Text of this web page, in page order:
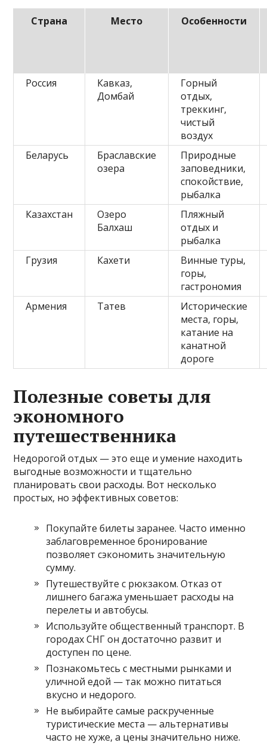
Страна Место Особенности
Россия
Кавказ,
Домбай
Горный
отдых,
треккинг,
чистый
воздух
Беларусь
Браславские
озера
Природные
заповедники,
спокойствие,
рыбалка
Казахстан
Озеро
Балхаш
Пляжный
отдых и
рыбалка
Грузия
Кахети
Винные туры,
горы,
гастрономия
Армения
Татев
Исторические
места, горы,
катание на
канатной
дороге
Полезные советы для
экономного
путешественника
Недорогой отдых — это еще и умение находить
выгодные возможности и тщательно
планировать свои расходы. Вот несколько
простых, но эффективных советов:
Покупайте билеты заранее. Часто именно
заблаговременное бронирование
позволяет сэкономить значительную
сумму.
Путешествуйте с рюкзаком. Отказ от
лишнего багажа уменьшает расходы на
перелеты и автобусы.
Используйте общественный транспорт. В
городах СНГ он достаточно развит и
доступен по цене.
Познакомьтесь с местными рынками и
уличной едой — так можно питаться
вкусно и недорого.
Не выбирайте самые раскрученные
туристические места — альтернативы
часто не хуже, а цены значительно ниже.